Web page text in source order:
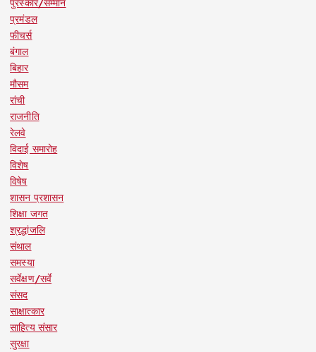
पुरस्कार/सम्मान
प्रमंडल
फीचर्स
बंगाल
बिहार
मौसम
रांची
राजनीति
रेलवे
विदाई समारोह
विशेष
विषेष
शासन प्रशासन
शिक्षा जगत
श्रद्धांजलि
संथाल
समस्या
सर्वेक्षण/सर्वे
संसद
साक्षात्कार
साहित्य संसार
सुरक्षा